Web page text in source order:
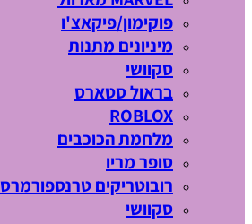
פוקימון/פיקאצ'ו
מיניונים מתנות
סקוושי
בראול סטארס
ROBLOX
מלחמת הכוכבים
סופר מריו
רובוטריקים טרנספורמרס
סקוושי